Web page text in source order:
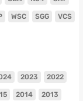
WSC SGG VCS
2023 2022
2014 2013